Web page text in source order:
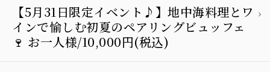
【5月31日限定イベント♪】地中海料理とワ
インで愉しむ初夏のペアリングビュッフェ
🍷 お一人様/10,000円(税込)